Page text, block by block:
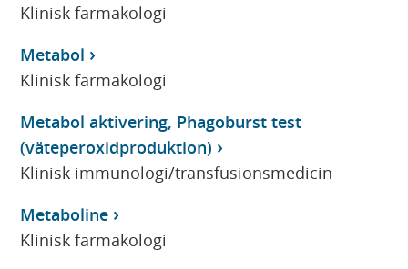
Klinisk farmakologi
Metabol
Klinisk farmakologi
Metabol aktivering, Phagoburst test
(väteperoxidproduktion)
Klinisk immunologi/transfusionsmedicin
Metaboline
Klinisk farmakologi